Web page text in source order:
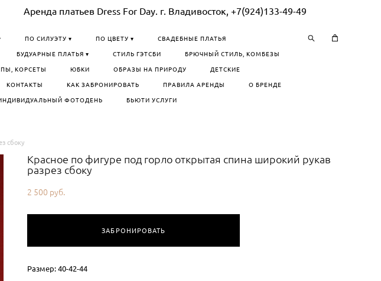
Аренда платьев Dress For Day. г. Владивосток, +7(924)133-49-49
ПО СИЛУЭТУ ▾ ПО ЦВЕТУ ▾ СВАДЕБНЫЕ ПЛАТЬЯ
БУДУАРНЫЕ ПЛАТЬЯ ▾ СТИЛЬ ГЭТСБИ БРЮЧНЫЙ СТИЛЬ, КОМБЕЗЫ
КОРСЕТЫ ЮБКИ ОБРАЗЫ НА ПРИРОДУ ДЕТСКИЕ
КОНТАКТЫ КАК ЗАБРОНИРОВАТЬ ПРАВИЛА АРЕНДЫ О БРЕНДЕ
ФОТОДЕНЬ БЬЮТИ УСЛУГИ
сбоку
Красное по фигуре под горло открытая спина широкий рукав
разрез сбоку
2 500 pуб.
ЗАБРОНИРОВАТЬ
Размер: 40-42-44